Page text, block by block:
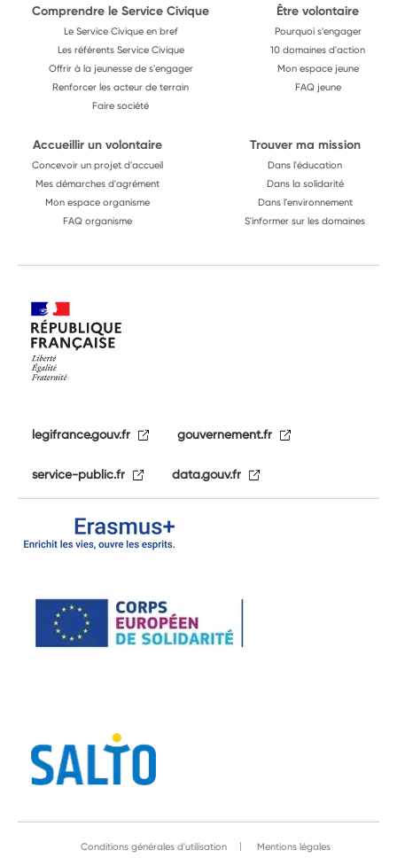
Comprendre le Service Civique
Le Service Civique en bref
Les référents Service Civique
Offrir à la jeunesse de s'engager
Renforcer les acteur de terrain
Faire société
Être volontaire
Pourquoi s'engager
10 domaines d'action
Mon espace jeune
FAQ jeune
Accueillir un volontaire
Concevoir un projet d'accueil
Mes démarches d'agrément
Mon espace organisme
FAQ organisme
Trouver ma mission
Dans l'éducation
Dans la solidarité
Dans l'environnement
S'informer sur les domaines
legifrance.gouv.fr gouvernement.fr
service-public.fr data.gouv.fr
Conditions générales d'utilisation Mentions légales